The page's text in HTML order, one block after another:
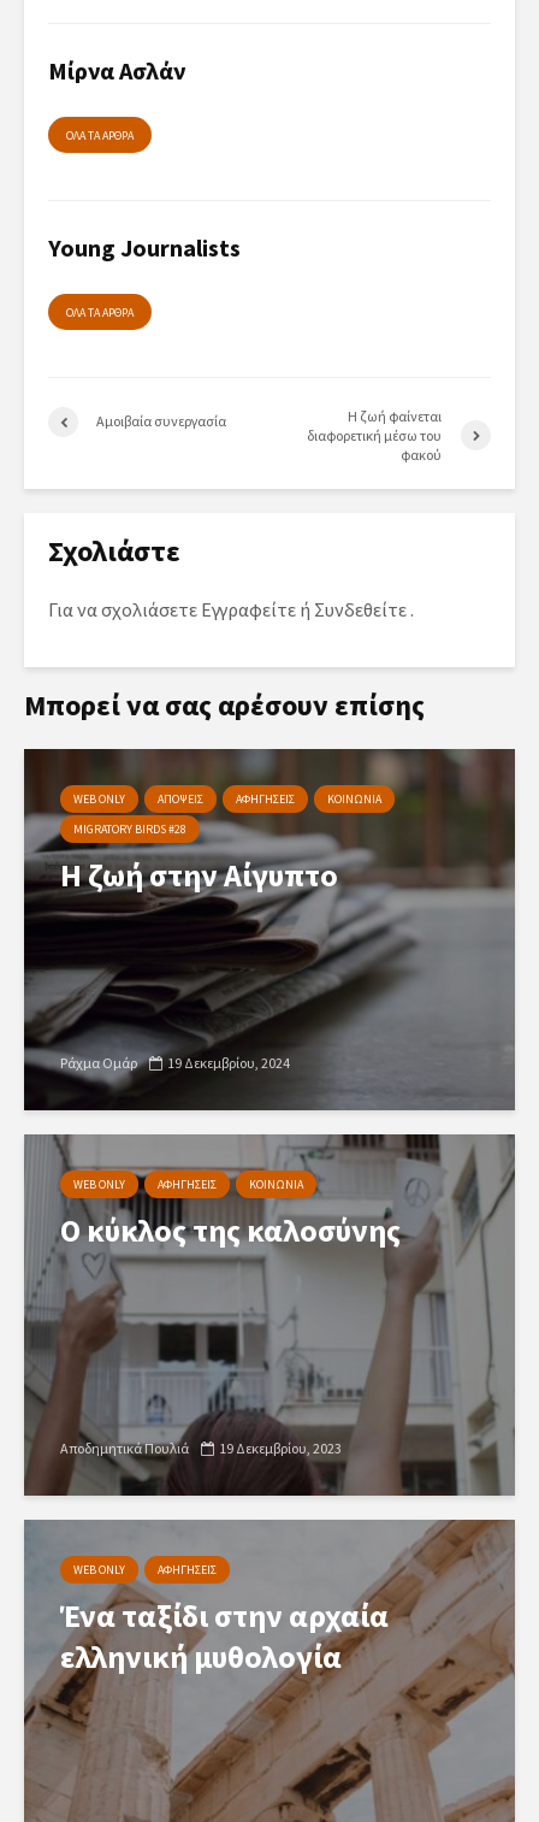
Μίρνα Ασλάν
ΟΛΑ ΤΑ ΑΡΘΡΑ
Young Journalists
ΟΛΑ ΤΑ ΑΡΘΡΑ
Αμοιβαία συνεργασία
Η ζωή φαίνεται
διαφορετική μέσω του
φακού
Σχολιάστε
Για να σχολιάσετε Εγγραφείτε ή Συνδεθείτε .
Μπορεί να σας αρέσουν επίσης
WEB ONLY ΑΠΟΨΕΙΣ ΑΦΗΓΗΣΕΙΣ
ΚΟΙΝΩΝΙΑ
MIGRATORY BIRDS #28
Η ζωή στην Αίγυπτο
Ράχμα Ομάρ 19 Δεκεμβρίου, 2024
WEB ONLY ΑΦΗΓΗΣΕΙΣ ΚΟΙΝΩΝΙΑ
Ο κύκλος της καλοσύνης
Αποδημητικά Πουλιά 19 Δεκεμβρίου, 2023
WEB ONLY ΑΦΗΓΗΣΕΙΣ
Ένα ταξίδι στην αρχαία
ελληνική μυθολογία